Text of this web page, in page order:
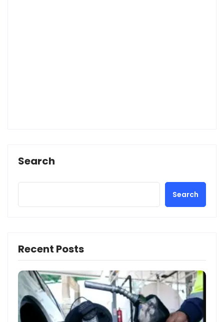
Search
Search
Recent Posts